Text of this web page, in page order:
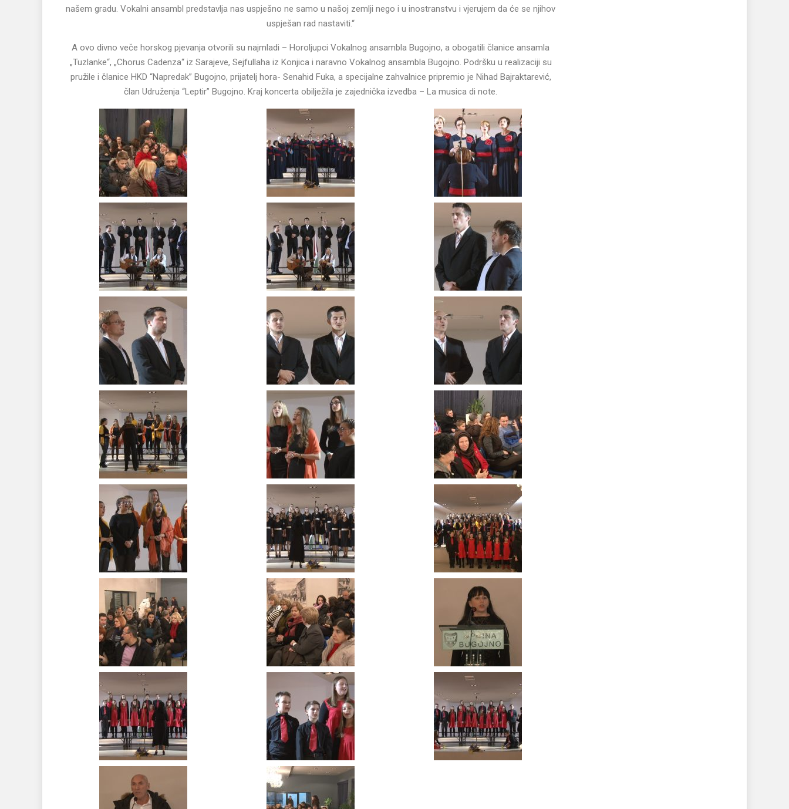
našem gradu. Vokalni ansambl predstavlja nas uspješno ne samo u našoj zemlji nego i u inostranstvu i vjerujem da će se njihov
uspješan rad nastaviti.“
A ovo divno veče horskog pjevanja otvorili su najmladi – Horoljupci Vokalnog ansambla Bugojno, a obogatili članice ansamla
„Tuzlanke“, „Chorus Cadenza“ iz Sarajeve, Sejfullaha iz Konjica i naravno Vokalnog ansambla Bugojno. Podršku u realizaciji su
pružile i članice HKD “Napredak” Bugojno, prijatelj hora- Senahid Fuka, a specijalne zahvalnice pripremio je Nihad Bajraktarević,
član Udruženja “Leptir” Bugojno. Kraj koncerta obilježila je zajednička izvedba – La musica di note.